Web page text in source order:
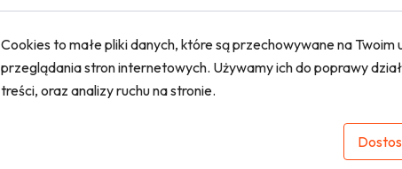
Cookies to małe pliki danych, które są przechowywane na Twoim
przeglądania stron internetowych. Używamy ich do poprawy
treści, oraz analizy ruchu na stronie.